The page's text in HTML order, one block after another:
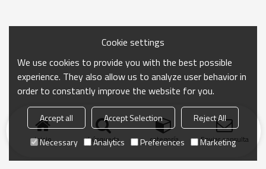
Inicio búsqueda categoría Enviar consulta
Cookie settings
We use cookies to provide you with the best possible
experience. They also allow us to analyze user behavior in
order to constantly improve the website for you.
Accept all Accept Selection
Reject All
Necessary
Analytics Preferences Marketing